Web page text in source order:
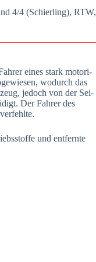
4/4 (Schier­ling), RTW,
eines stark moto­ri­
wodurch das
jedoch von der Sei­
Der Fah­rer des
ver­fehl­te.
und ent­fern­te